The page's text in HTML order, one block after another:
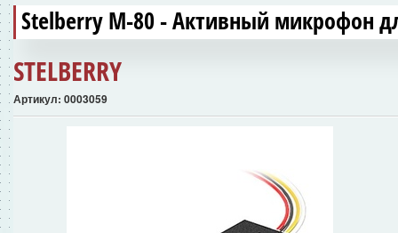
Stelberry M-80 - Активный микрофон
STELBERRY
Артикул: 0003059